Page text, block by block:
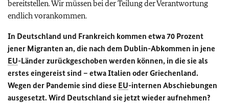
bereitstellen. Wir müssen bei der Teilung der Verantwortung
endlich vorankommen.
In Deutschland und Frankreich kommen etwa 70 Prozent
jener Migranten an, die nach dem Dublin-Abkommen in jene
EU-Länder zurückgeschoben werden können, in die sie als
erstes eingereist sind – etwa Italien oder Griechenland.
Wegen der Pandemie sind diese EU-internen Abschiebungen
ausgesetzt. Wird Deutschland sie jetzt wieder aufnehmen?